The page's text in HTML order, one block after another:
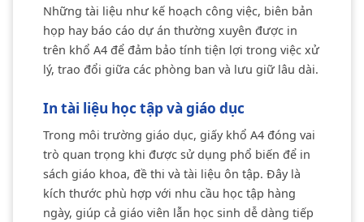
Những tài liệu như kế hoạch công việc, biên bản
họp hay báo cáo dự án thường xuyên được in
trên khổ A4 để đảm bảo tính tiện lợi trong việc xử
lý, trao đổi giữa các phòng ban và lưu giữ lâu dài.
In tài liệu học tập và giáo dục
Trong môi trường giáo dục, giấy khổ A4 đóng vai
trò quan trọng khi được sử dụng phổ biến để in
sách giáo khoa, đề thi và tài liệu ôn tập. Đây là
kích thước phù hợp với nhu cầu học tập hàng
ngày, giúp cả giáo viên lẫn học sinh dễ dàng tiếp